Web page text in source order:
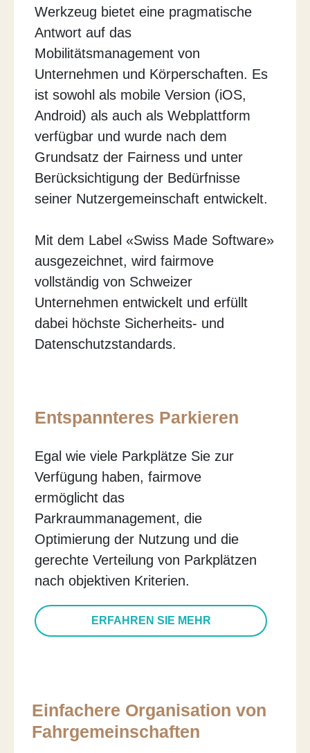
Werkzeug bietet eine pragmatische
Antwort auf das
Mobilitätsmanagement von
Unternehmen und Körperschaften. Es
ist sowohl als mobile Version (iOS,
Android) als auch als Webplattform
verfügbar und wurde nach dem
Grundsatz der Fairness und unter
Berücksichtigung der Bedürfnisse
seiner Nutzergemeinschaft entwickelt.
Mit dem Label «Swiss Made Software»
ausgezeichnet, wird fairmove
vollständig von Schweizer
Unternehmen entwickelt und erfüllt
dabei höchste Sicherheits- und
Datenschutzstandards.
Entspannteres Parkieren
Egal wie viele Parkplätze Sie zur
Verfügung haben, fairmove
ermöglicht das
Parkraummanagement, die
Optimierung der Nutzung und die
gerechte Verteilung von Parkplätzen
nach objektiven Kriterien.
ERFAHREN SIE MEHR
Einfachere Organisation von
Fahrgemeinschaften